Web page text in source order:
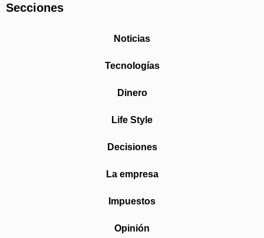
Secciones
Noticias
Tecnologías
Dinero
Life Style
Decisiones
La empresa
Impuestos
Opinión